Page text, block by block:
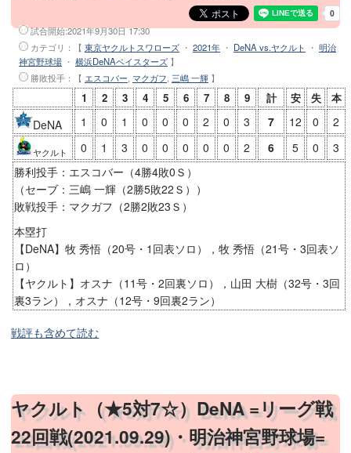
試合開始:2021年9月30日 17:30
カテゴリ：【 東京ヤクルトスワローズ ・ 2021年 ・ DeNA vs.ヤクルト ・ 明治
神宮野球場 ・ 横浜DeNAベイスターズ 】
勝敗投手 ：【 エスコバー, マクガフ, 三嶋 一輝 】
1 2 3 4 5 6 7 8 9 計 安 失 本
DeNA 1 0 1 0 0 0 2 0 3 7 12 0 2
ヤクルト 0 1 3 0 0 0 0 0 2 6 5 0
3
勝利投手：エスコバー（4勝4敗0Ｓ）
（セーブ：三嶋 一輝（2勝5敗22Ｓ））
敗戦投手：マクガフ（2勝2敗23Ｓ）
本塁打
【DeNA】牧 秀悟（20号・1回表ソロ），牧 秀悟（21号・3回表ソ
ロ）
【ヤクルト】オスナ（11号・2回裏ソロ），山田 大樹（32号・3回
裏3ラン），オスナ（12号・9回裏2ラン）
戦評も含めて読む
ヤクルト（★5対7☆）DeNA =リーグ戦
22回戦(2021.09.29)・明治神宮野球場=